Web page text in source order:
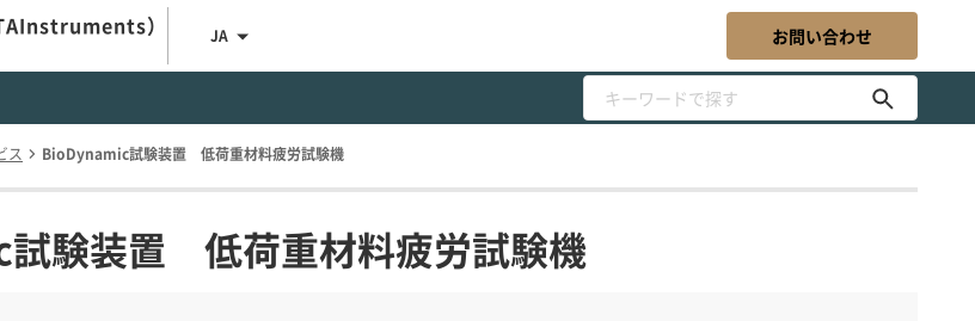
） JA お問い合わせ
ス BioDynamic試験装置 低荷重材料疲労試験機
験装置 低荷重材料疲労試験機